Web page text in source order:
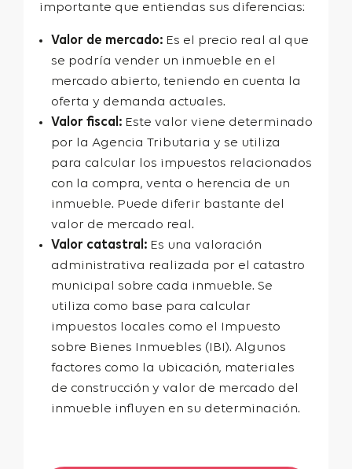
importante que entiendas sus diferencias:
Valor de mercado: Es el precio real al que
se podría vender un inmueble en el
mercado abierto, teniendo en cuenta la
oferta y demanda actuales.
Valor fiscal: Este valor viene determinado
por la Agencia Tributaria y se utiliza
para calcular los impuestos relacionados
con la compra, venta o herencia de un
inmueble. Puede diferir bastante del
valor de mercado real.
Valor catastral: Es una valoración
administrativa realizada por el catastro
municipal sobre cada inmueble. Se
utiliza como base para calcular
impuestos locales como el Impuesto
sobre Bienes Inmuebles (IBI). Algunos
factores como la ubicación, materiales
de construcción y valor de mercado del
inmueble influyen en su determinación.